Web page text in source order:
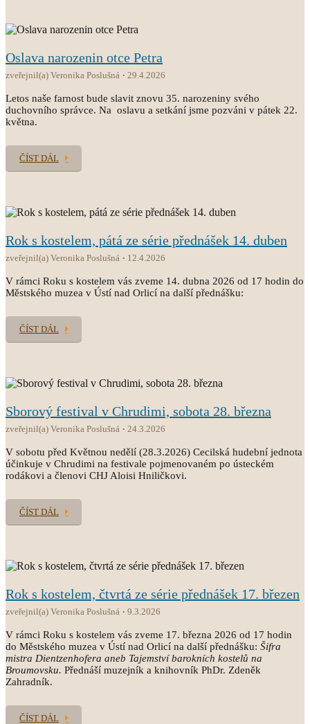
Oslava narozenin otce Petra
zveřejnil(a) Veronika Poslušná 29.4.2026
Letos naše farnost bude slavit znovu 35. narozeniny svého
duchovního správce. Na oslavu a setkání jsme pozváni v pátek 22.
května.
ČÍST DÁL
Rok s kostelem, pátá ze série přednášek 14. duben
zveřejnil(a) Veronika Poslušná 12.4.2026
V rámci Roku s kostelem vás zveme 14. dubna 2026 od 17 hodin do
Městského muzea v Ústí nad Orlicí na další přednášku:
ČÍST DÁL
Sborový festival v Chrudimi, sobota 28. března
zveřejnil(a) Veronika Poslušná 24.3.2026
V sobotu před Květnou nedělí (28.3.2026) Cecilská hudební jednota
účinkuje v Chrudimi na festivale pojmenovaném po ústeckém
rodákovi a členovi CHJ Aloisi Hniličkovi.
ČÍST DÁL
Rok s kostelem, čtvrtá ze série přednášek 17. březen
zveřejnil(a) Veronika Poslušná 9.3.2026
V rámci Roku s kostelem vás zveme 17. března 2026 od 17 hodin
do Městského muzea v Ústí nad Orlicí na další přednášku: Šifra
mistra Dientzenhofera aneb Tajemství barokních kostelů na
Broumovsku. Přednáší muzejník a knihovník PhDr. Zdeněk
Zahradník.
ČÍST DÁL